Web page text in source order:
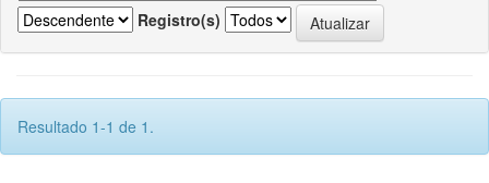
Registro(s)
Resultado 1-1 de 1.